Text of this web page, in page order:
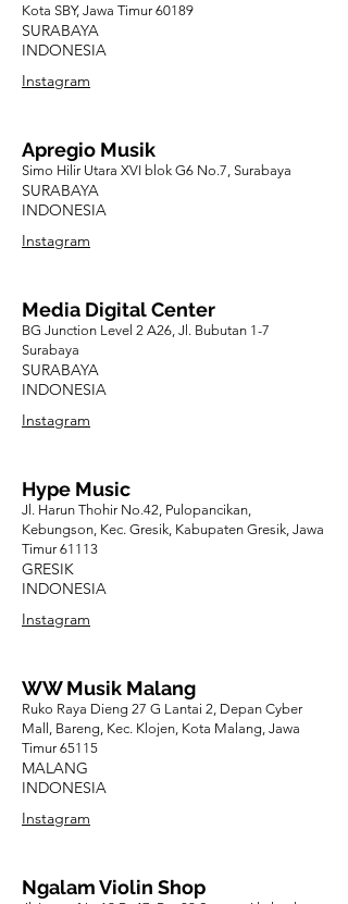
Kota SBY, Jawa Timur 60189
SURABAYA
INDONESIA
Instagram
Apregio Musik
Simo Hilir Utara XVI blok G6 No.7, Surabaya
SURABAYA
INDONESIA
Instagram
Media Digital Center
BG Junction Level 2 A26, Jl. Bubutan 1-7
Surabaya
SURABAYA
INDONESIA
Instagram
Hype Music
Jl. Harun Thohir No.42, Pulopancikan,
Kebungson, Kec. Gresik, Kabupaten Gresik, Jawa
Timur 61113
GRESIK
INDONESIA
Instagram
WW Musik Malang
Ruko Raya Dieng 27 G Lantai 2, Depan Cyber
Mall, Bareng, Kec. Klojen, Kota Malang, Jawa
Timur 65115
MALANG
INDONESIA
Instagram
Ngalam Violin Shop